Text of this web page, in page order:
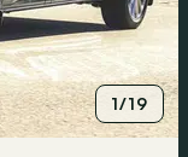
1/19